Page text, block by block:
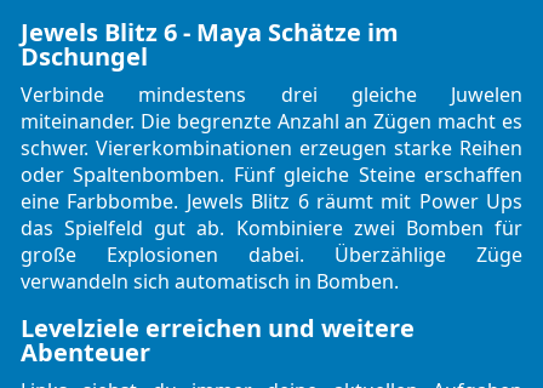
Jewels Blitz 6 - Maya Schätze im
Dschungel
Verbinde mindestens drei gleiche Juwelen
miteinander. Die begrenzte Anzahl an Zügen macht es
schwer. Viererkombinationen erzeugen starke Reihen
oder Spaltenbomben. Fünf gleiche Steine erschaffen
eine Farbbombe. Jewels Blitz 6 räumt mit Power Ups
das Spielfeld gut ab. Kombiniere zwei Bomben für
große Explosionen dabei. Überzählige Züge
verwandeln sich automatisch in Bomben.
Levelziele erreichen und weitere
Abenteuer